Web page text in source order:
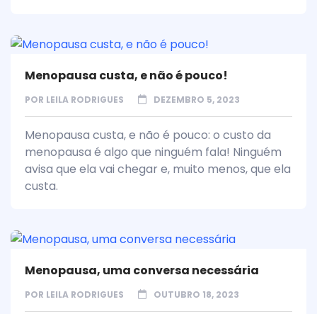
Menopausa custa, e não é pouco!
POR LEILA RODRIGUES DEZEMBRO 5, 2023
Menopausa custa, e não é pouco: o custo da
menopausa é algo que ninguém fala! Ninguém
avisa que ela vai chegar e, muito menos, que ela
custa.
Menopausa, uma conversa necessária
POR LEILA RODRIGUES OUTUBRO 18, 2023